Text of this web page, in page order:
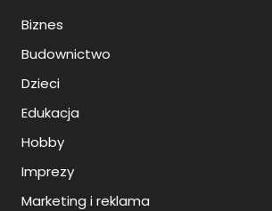
Biznes
Budownictwo
Dzieci
Edukacja
Hobby
Imprezy
Marketing i reklama